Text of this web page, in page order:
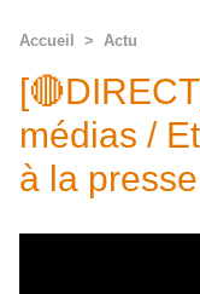
Accueil > Actu
médias /
à la presse